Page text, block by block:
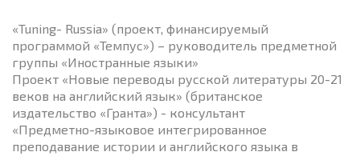
«Tuning- Russia» (проект, финансируемый
программой «Темпус») – руководитель предметной
группы «Иностранные языки»
Проект «Новые переводы русской литературы 20-21
веков на английский язык» (британское
издательство «Гранта») - консультант
«Предметно-языковое интегрированное
преподавание истории и английского языка в